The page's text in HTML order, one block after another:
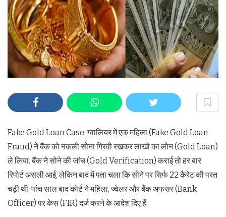
Fake Gold Loan Case: ग्वालियर में एक महिला (Fake Gold Loan
Fraud) ने बैंक को नकली सोना गिरवी रखकर लाखों का लोन (Gold Loan)
ले लिया. बैंक ने सोने की जांच (Gold Verification) कराई तो हर बार
रिपोर्ट असली आई, लेकिन बाद में पता चला कि सोने पर सिर्फ 22 कैरेट की परत
चढ़ी थी. पांच साल बाद कोर्ट ने महिला, ज्वेलर और बैंक अफसर (Bank
Officer) पर केस (FIR) दर्ज करने के आदेश दिए हैं.